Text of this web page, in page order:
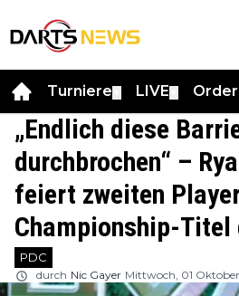
Turniere LIVE
„Endlich diese
durchbrochen“ –
feiert zweiten
Championship-Titel
PDC
durch Nic Gayer Mittwoch, 01